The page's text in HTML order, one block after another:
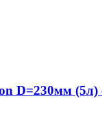
D=230мм (5л)